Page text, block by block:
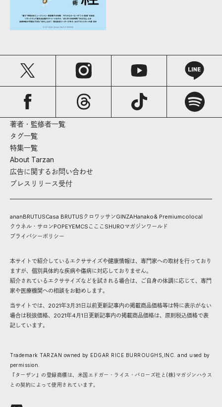
著者・監修者一覧
タグ一覧
特集一覧
About Tarzan
広告に関するお問い合わせ
プレスリリース受付
ananBRUTUSCasa BRUTUS クロワッサンGINZAHanako& Premiumcolocal
クウネル・サロンPOPEYEMCS こここ SHUROマガジンワールド
プライバシーポリシー
本サイトで紹介しているエクササイズや健康情報は、専門家への取材を行っており
ますが、個別具体的な疾病や傷病に対応しておりません。
紹介されているエクササイズなどを試される場合は、ご自身の体調に応じて、専門
家や医療機関への相談をお勧めします。
当サイトでは、2021年3月31日以前更新記事内の掲載商品価格等は特に表示がない
場合は税抜価格、2021年4月1日更新記事内の掲載商品価格は、原則税込価格で表
記しています。
Trademark TARZAN owned by EDGAR RICE BURROUGHS,INC. and used by
permission.
『ターザン』の登録商標は、米国エドガー・ライス・バローズ社と(株)マガジンハウス
との契約によって使用されています。